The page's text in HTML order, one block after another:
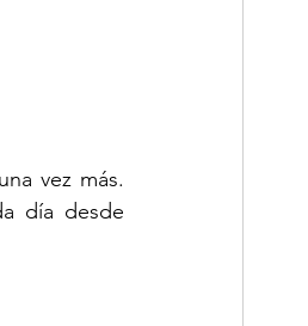
vez más.
día desde